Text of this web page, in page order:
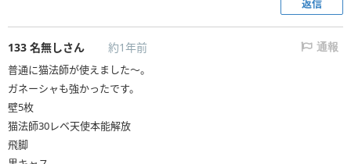
返信
133 名無しさん 約1年前 通報
普通に猫法師が使えました〜。
ガネーシャも強かったです。
壁5枚
猫法師30レベ天使本能解放
飛脚